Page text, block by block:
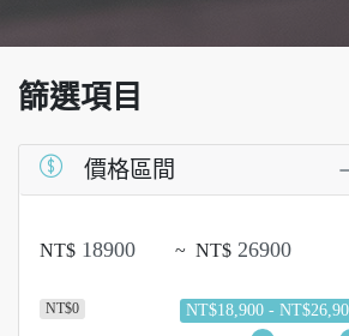
篩選項目
價格區間
NT$ ~ NT$
NT$0 NT$18,900 -